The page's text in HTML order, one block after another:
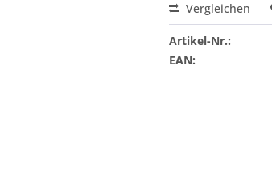
Vergleichen
Artikel-Nr.:
EAN: